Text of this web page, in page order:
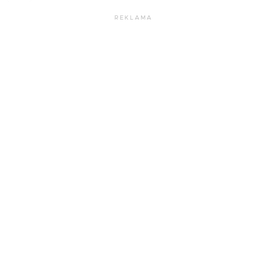
REKLAMA